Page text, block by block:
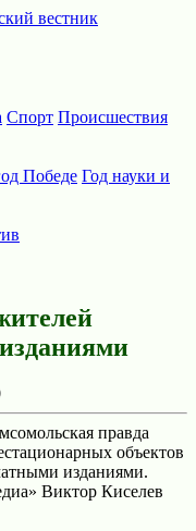
Спорт Происшествия
Победе Год науки и
прaвда
объектов
изданиями.
Виктор Киселев